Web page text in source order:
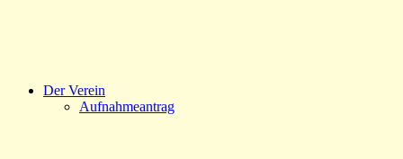
Der Verein
Aufnahmeantrag